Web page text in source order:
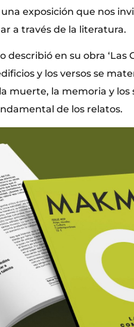
exposición que nos
a través de la literatura.
describió en su obra ‘Las
y los versos se
muerte, la memoria y los
de los relatos.